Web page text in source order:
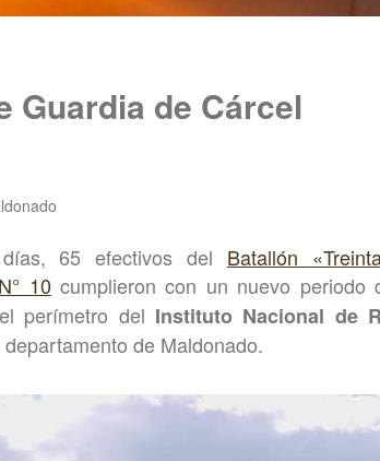
Guardia de Cárcel
65 efectivos del Batallón
10 cumplieron con un nuevo periodo
perímetro del Instituto Nacional de
de Maldonado.